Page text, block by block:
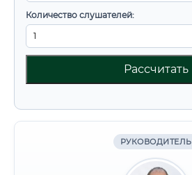
Количество слушателей:
Рассчитать
РУКОВОДИТЕЛЬ